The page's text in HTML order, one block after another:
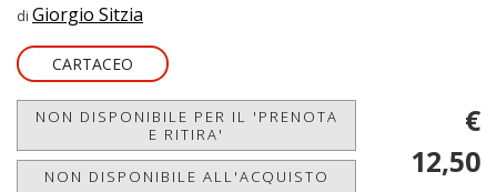
di Giorgio Sitzia
CARTACEO
NON DISPONIBILE PER IL 'PRENOTA
E RITIRA'
NON DISPONIBILE ALL'ACQUISTO
€
12,50